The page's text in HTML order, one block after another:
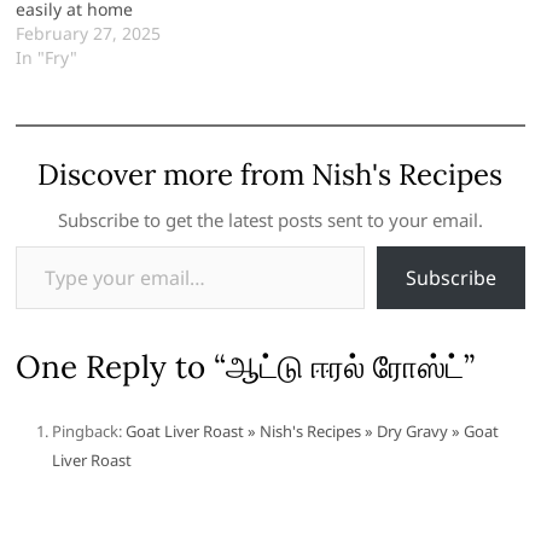
easily at home
February 27, 2025
In "Fry"
Discover more from Nish's Recipes
Subscribe to get the latest posts sent to your email.
Type your email…
Subscribe
One Reply to “ஆட்டு ஈரல் ரோஸ்ட்”
Pingback:Goat Liver Roast » Nish's Recipes » Dry Gravy » Goat
Liver Roast